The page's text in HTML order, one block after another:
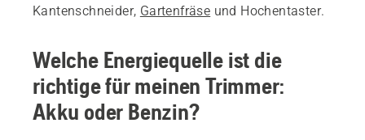
Kantenschneider, Gartenfräse und Hochentaster.
Welche Energiequelle ist die
richtige für meinen Trimmer:
Akku oder Benzin?